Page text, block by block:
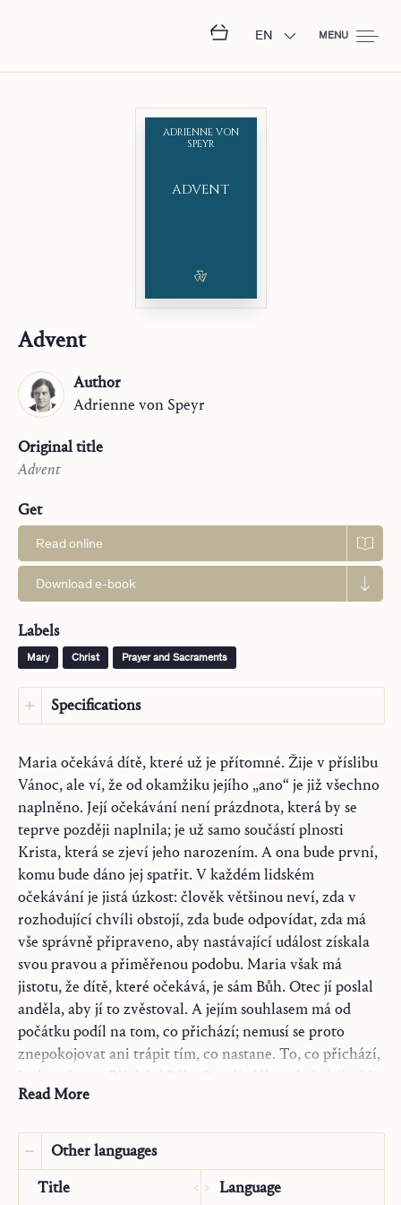
EN MENU
ADVENT
ADRIENNE VON
SPEYR
Advent
Author
Adrienne von Speyr
Original title
Advent
Get
Read online
Download e-book
Labels
Mary Christ Prayer and Sacraments
Specifications
Original language: German
Publisher: Saint John Publications
Translator: Jitka Fišerová
Year: 2026
Type: Article
Source:
„Advent".Schweizer Schule41, 14 (15. listopad 1954):
459–60.
Maria očekává dítě, které už je přítomné. Žije v příslibu
Vánoc, ale ví, že od okamžiku jejího „ano“ je již všechno
naplněno. Její očekávání není prázdnota, která by se
teprve později naplnila; je už samo součástí plnosti
Krista, která se zjeví jeho narozením. A ona bude první,
komu bude dáno jej spatřit. V každém lidském
očekávání je jistá úzkost: člověk většinou neví, zda v
rozhodující chvíli obstojí, zda bude odpovídat, zda má
vše správně připraveno, aby nastávající událost získala
svou pravou a přiměřenou podobu. Maria však má
jistotu, že dítě, které očekává, je sám Bůh. Otec jí poslal
anděla, aby jí to zvěstoval. A jejím souhlasem má od
počátku podíl na tom, co přichází; nemusí se proto
znepokojovat ani trápit tím, co nastane. To, co přichází,
je skutečnost. Přichází Bůh. On přináší naplnění, jímž je
on sám, a spolu s ním také schopnost obstát a odpovědět
Blížící se příchod je pro Matku stále zřetelnější, čím více
čas postupuje. A zároveň stále jasněji vidí lidi ve světle
Read More
Other languages
Title
Language